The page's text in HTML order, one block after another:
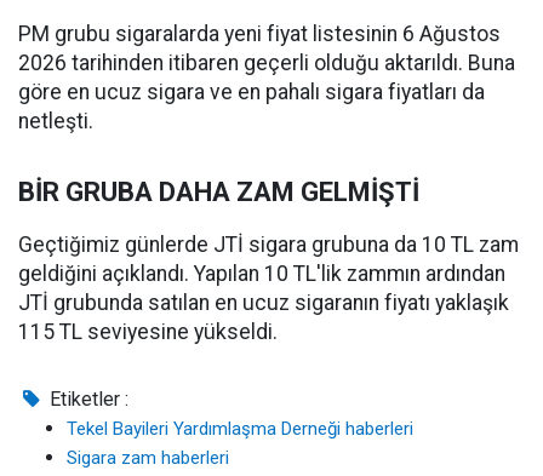
PM grubu sigaralarda yeni fiyat listesinin 6 Ağustos
2026 tarihinden itibaren geçerli olduğu aktarıldı. Buna
göre en ucuz sigara ve en pahalı sigara fiyatları da
netleşti.
BİR GRUBA DAHA ZAM GELMİŞTİ
Geçtiğimiz günlerde JTİ sigara grubuna da 10 TL zam
geldiğini açıklandı. Yapılan 10 TL'lik zammın ardından
JTİ grubunda satılan en ucuz sigaranın fiyatı yaklaşık
115 TL seviyesine yükseldi.
Etiketler :
Tekel Bayileri Yardımlaşma Derneği haberleri
Sigara zam haberleri